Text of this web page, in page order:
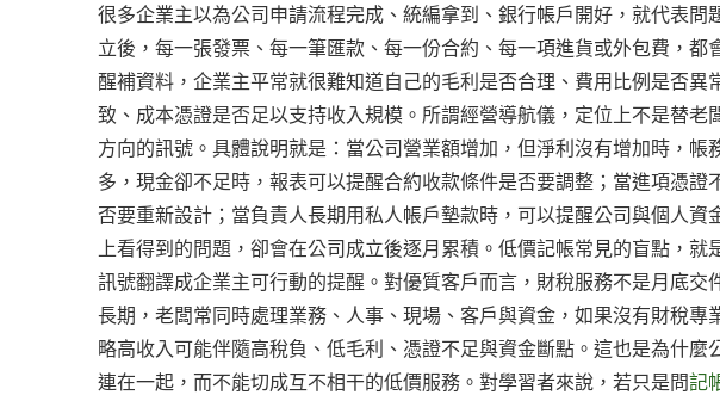
很多企業主以為公司申請流程完成、統編拿到、銀行帳戶開好，就代表
立後，每一張發票、每一筆匯款、每一份合約、每一項進貨或外包費，
醒補資料，企業主平常就很難知道自己的毛利是否合理、費用比例是否
致、成本憑證是否足以支持收入規模。所謂經營導航儀，定位上不是替
方向的訊號。具體說明就是：當公司營業額增加，但淨利沒有增加時，
多，現金卻不足時，報表可以提醒合約收款條件是否要調整；當進項憑
否要重新設計；當負責人長期用私人帳戶墊款時，可以提醒公司與個人
上看得到的問題，卻會在公司成立後逐月累積。低價記帳常見的盲點，
訊號翻譯成企業主可行動的提醒。對優質客戶而言，財稅服務不是月底
長期，老闆常同時處理業務、人事、現場、客戶與資金，如果沒有財稅
略高收入可能伴隨高稅負、低毛利、憑證不足與資金斷點。這也是為什
連在一起，而不能切成互不相干的低價服務。對學習者來說，若只是問記